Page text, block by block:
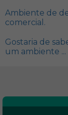
Ambiente de
comercial.
Gostaria de
um ambiente ...